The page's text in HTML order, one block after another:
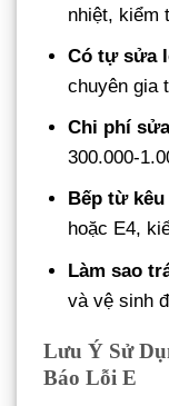
nhiệt, kiểm
Có tự sửa
chuyên gia
Chi phí
300.000-
Bếp từ
hoặc E4,
Làm sao
và vệ sinh
Lưu Ý Sử
Báo Lỗi E